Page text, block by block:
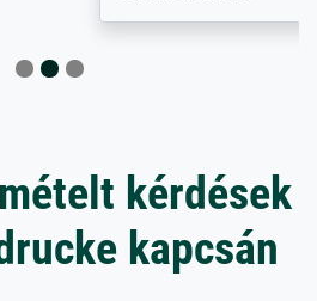
kérdések
kapcsán